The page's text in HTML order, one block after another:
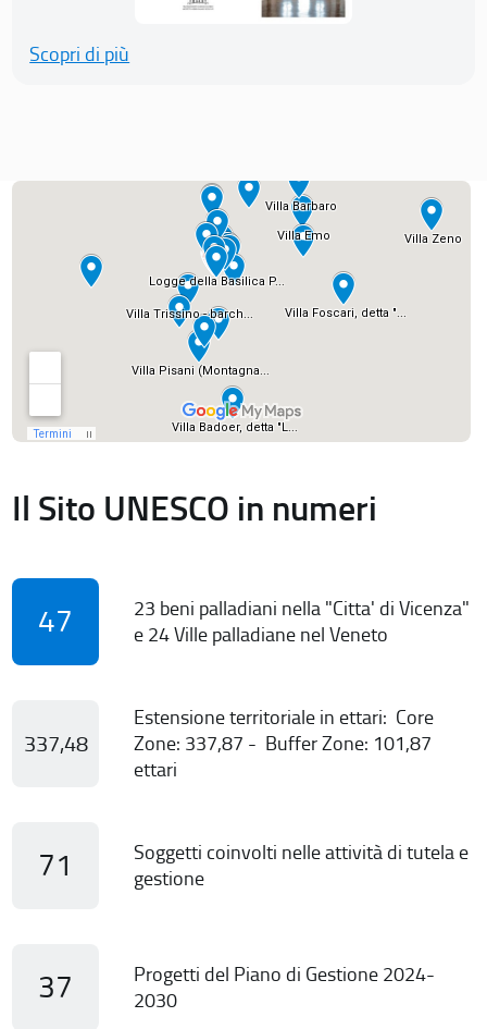
Scopri di più
Il Sito UNESCO in numeri
47
23 beni palladiani nella "Citta' di Vicenza"
e 24 Ville palladiane nel Veneto
337,48
Estensione territoriale in ettari: Core
Zone: 337,87 - Buffer Zone: 101,87
ettari
71
Soggetti coinvolti nelle attività di tutela e
gestione
37
Progetti del Piano di Gestione 2024-
2030